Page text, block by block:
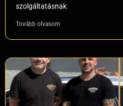
szolgáltatásnak
Tovább olvasom